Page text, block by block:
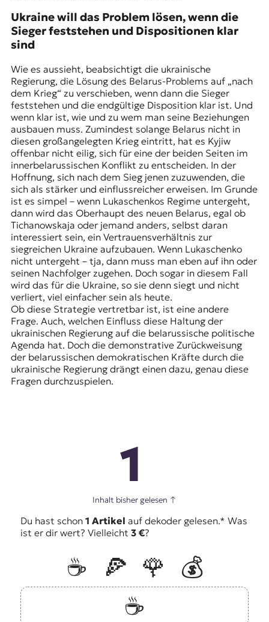
Ukraine will das Problem lösen, wenn die
Sieger feststehen und Dispositionen klar
sind
Wie es aussieht, beabsichtigt die ukrainische
Regierung, die Lösung des Belarus-Problems auf „nach
dem Krieg“ zu verschieben, wenn dann die Sieger
feststehen und die endgültige Disposition klar ist. Und
wenn klar ist, wie und zu wem man seine Beziehungen
ausbauen muss. Zumindest solange Belarus nicht in
diesen großangelegten Krieg eintritt, hat es Kyjiw
offenbar nicht eilig, sich für eine der beiden Seiten im
innerbelarussischen Konflikt zu entscheiden. In der
Hoffnung, sich nach dem Sieg jenen zuzuwenden, die
sich als stärker und einflussreicher erweisen. Im Grunde
ist es simpel – wenn Lukaschenkos Regime untergeht,
dann wird das Oberhaupt des neuen Belarus, egal ob
Tichanowskaja oder jemand anders, selbst daran
interessiert sein, ein Vertrauensverhältnis zur
siegreichen Ukraine aufzubauen. Wenn Lukaschenko
nicht untergeht – tja, dann muss man eben auf ihn oder
seinen Nachfolger zugehen. Doch sogar in diesem Fall
wird das für die Ukraine, so sie denn siegt und nicht
verliert, viel einfacher sein als heute.
Ob diese Strategie vertretbar ist, ist eine andere
Frage. Auch, welchen Einfluss diese Haltung der
ukrainischen Regierung auf die belarussische politische
Agenda hat. Doch die demonstrative Zurückweisung
der belarussischen demokratischen Kräfte durch die
ukrainische Regierung drängt einen dazu, genau diese
Fragen durchzuspielen.
1
Inhalt bisher gelesen ↑
Du hast schon 1 Artikel auf dekoder gelesen.* Was
ist er dir wert? Vielleicht 3 €?
☕️ 🍕 🌹
💰
☕️